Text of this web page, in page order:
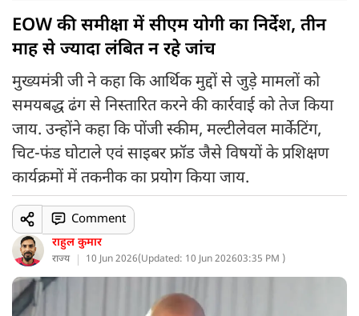
EOW की समीक्षा में सीएम योगी का निर्देश, तीन
माह से ज्यादा लंबित न रहे जांच
मुख्यमंत्री जी ने कहा कि आर्थिक मुद्दों से जुड़े मामलों को
समयबद्ध ढंग से निस्तारित करने की कार्रवाई को तेज किया
जाय. उन्होंने कहा कि पोंजी स्कीम, मल्टीलेवल मार्केटिंग,
चिट-फंड घोटाले एवं साइबर फ्रॉड जैसे विषयों के प्रशिक्षण
कार्यक्रमों में तकनीक का प्रयोग किया जाय.
राहुल कुमार
राज्य 10 Jun 2026(Updated: 10 Jun 202603:35 PM )
Comment